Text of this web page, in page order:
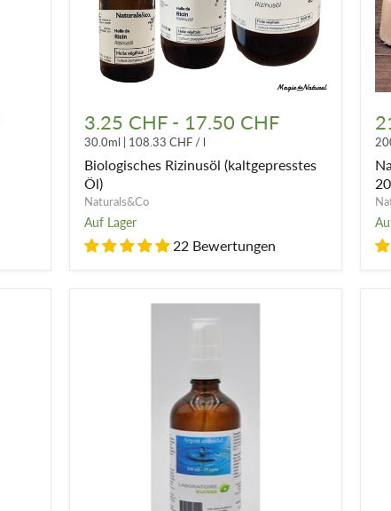
Rizinusöl
(kaltgepresstes
Öl)
3.25 CHF- 17.50 CHF
30.0ml 108.33 CHF/ l
Biologisches Rizinusöl (kaltgepresstes
Öl)
Naturals&Co
Auf Lager
22 Bewertungen
-